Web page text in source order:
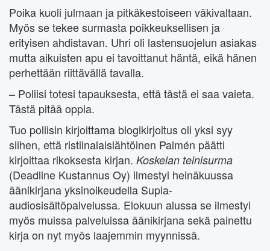
Poika kuoli julmaan ja pitkäkestoiseen väkivaltaan.
Myös se tekee surmasta poikkeuksellisen ja
erityisen ahdistavan. Uhri oli lastensuojelun asiakas
mutta aikuisten apu ei tavoittanut häntä, eikä hänen
perhettään riittävällä tavalla.
– Poliisi totesi tapauksesta, että tästä ei saa vaieta.
Tästä pitää oppia.
Tuo poliisin kirjoittama blogikirjoitus oli yksi syy
siihen, että ristiinalaislähtöinen Palmén päätti
kirjoittaa rikoksesta kirjan. Koskelan teinisurma
(Deadline Kustannus Oy) ilmestyi heinäkuussa
äänikirjana yksinoikeudella Supla-
audiosisältöpalvelussa. Elokuun alussa se ilmestyi
myös muissa palveluissa äänikirjana sekä painettu
kirja on nyt myös laajemmin myynnissä.